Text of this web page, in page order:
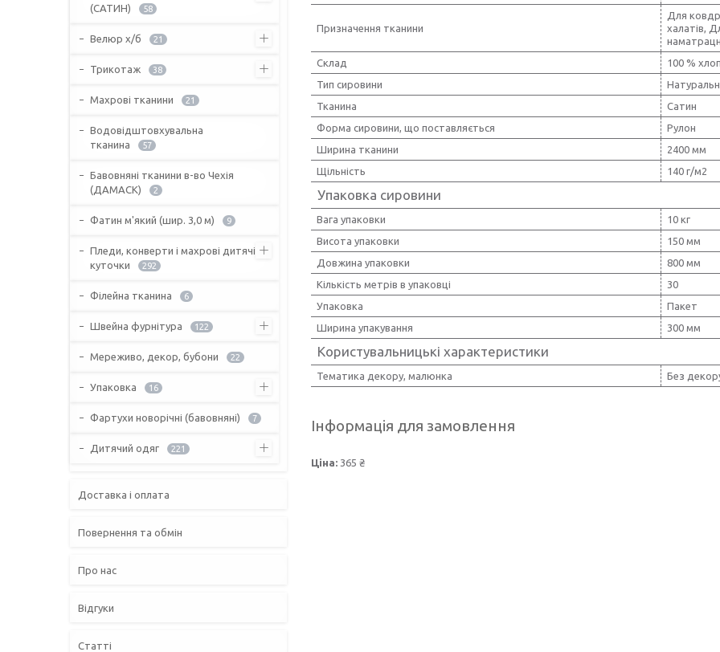
Призначення тканини
Для
халатів,
Склад
100 %
Тип сировини
Тканина
Сатин
Форма сировини, що поставляється
Рулон
Ширина тканини
2400 мм
Щільність
140 г/м2
Упаковка сировини
Вага упаковки
10 кг
Висота упаковки
150 мм
Довжина упаковки
800 мм
Кількість метрів в упаковці
30
Упаковка
Пакет
Ширина упакування
300 мм
Користувальницькі характеристики
Тематика декору, малюнка Без
Інформація для замовлення
Ціна: 365 ₴
(САТИН)
58
Велюр х/б 21
Трикотаж 38
Махрові тканини 21
Водовідштовхувальна
тканина
57
Бавовняні тканини в-во Чехія
(ДАМАСК)
2
Фатин м'який (шир. 3,0 м) 9
Пледи, конверти і махрові дитячі
куточки
292
Філейна тканина 6
Швейна фурнітура 122
Мереживо, декор, бубони 22
Упаковка 16
Фартухи новорічні (бавовняні) 7
Дитячий одяг 221
Доставка і оплата
Повернення та обмін
Про нас
Відгуки
Статті